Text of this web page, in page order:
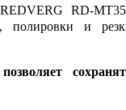
RD-
полировки и